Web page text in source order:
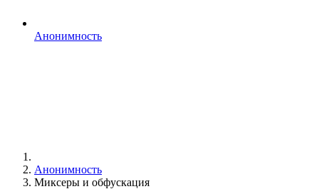
Анонимность
Анонимность
Миксеры и обфускация